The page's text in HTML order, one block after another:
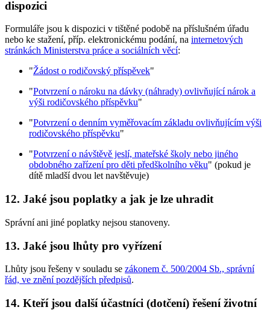
dispozici
Formuláře jsou k dispozici v tištěné podobě na příslušném úřadu
nebo ke stažení, příp. elektronickému podání, na internetových
stránkách Ministerstva práce a sociálních věcí:
"Žádost o rodičovský příspěvek"
"Potvrzení o nároku na dávky (náhrady) ovlivňující nárok a
výši rodičovského příspěvku"
"Potvrzení o denním vyměřovacím základu ovlivňujícím výši
rodičovského příspěvku"
"Potvrzení o návštěvě jeslí, mateřské školy nebo jiného
obdobného zařízení pro děti předškolního věku" (pokud je
dítě mladší dvou let navštěvuje)
12. Jaké jsou poplatky a jak je lze uhradit
Správní ani jiné poplatky nejsou stanoveny.
13. Jaké jsou lhůty pro vyřízení
Lhůty jsou řešeny v souladu se zákonem č. 500/2004 Sb., správní
řád, ve znění pozdějších předpisů.
14. Kteří jsou další účastníci (dotčení) řešení životní